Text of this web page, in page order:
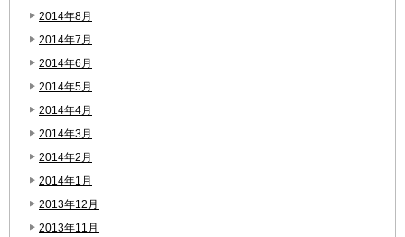
2014年8月
2014年7月
2014年6月
2014年5月
2014年4月
2014年3月
2014年2月
2014年1月
2013年12月
2013年11月